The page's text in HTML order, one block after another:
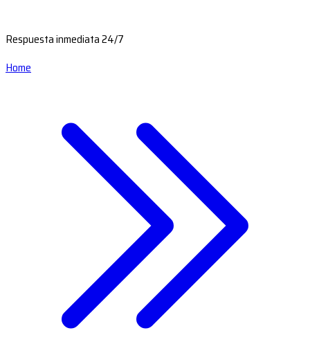
Respuesta inmediata 24/7
Home